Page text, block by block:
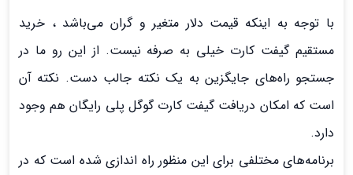
با توجه به اینکه قیمت دلار متغیر و گران می‌باشد ، خرید
مستقیم گیفت کارت خیلی به صرفه نیست. از این رو ما در
جستجو راه‌های جایگزین به یک نکته جالب دست. نکته آن
است که امکان دریافت گیفت کارت گوگل پلی رایگان هم وجود
دارد.
برنامه‌های مختلفی برای این منظور راه اندازی شده است که در